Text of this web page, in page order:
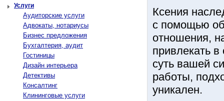
Услуги
Аудиторские услуги
Адвокаты, нотариусы
Бизнес предложения
Бухгалтерия, аудит
Гостиницы
Дизайн интерьера
Детективы
Консалтинг
Клининговые услуги
Ксения
с помощью
отношения,
привлекать
суть вашей
работы,
уникален.